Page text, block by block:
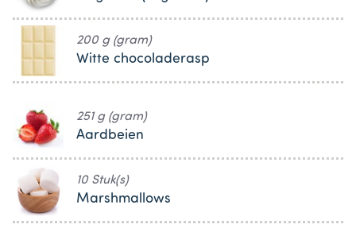
200 g (gram)
Witte chocoladerasp
251 g (gram)
Aardbeien
10 Stuk(s)
Marshmallows